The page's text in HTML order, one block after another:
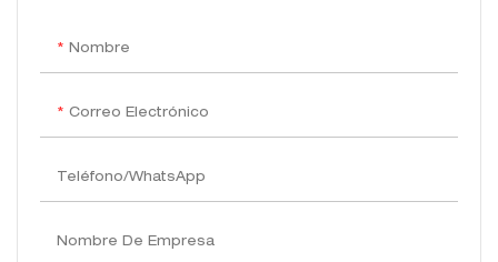
Nombre
Correo Electrónico
Teléfono/WhatsApp
Nombre De Empresa